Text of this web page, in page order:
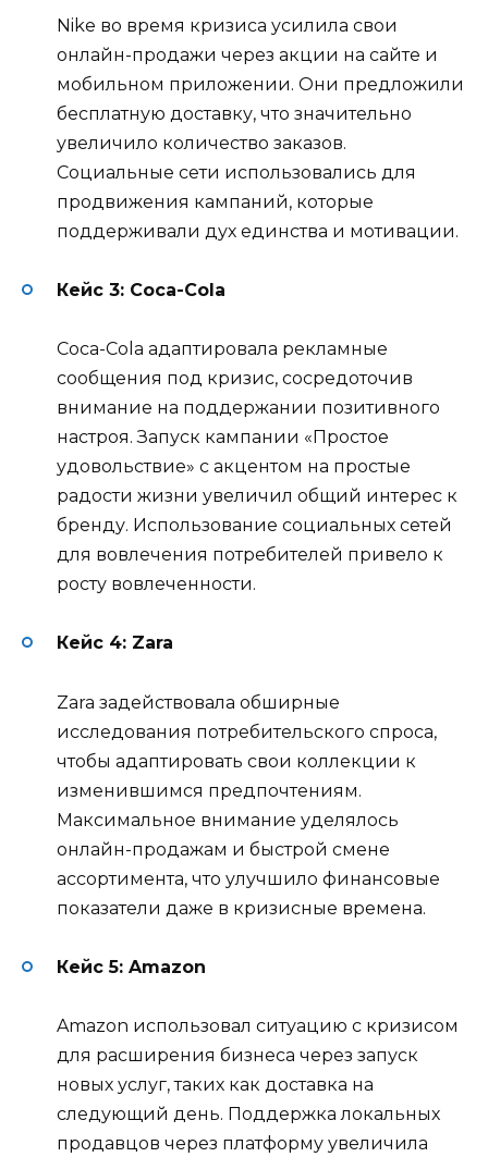
Nike во время кризиса усилила свои
онлайн-продажи через акции на сайте и
мобильном приложении. Они предложили
бесплатную доставку, что значительно
увеличило количество заказов.
Социальные сети использовались для
продвижения кампаний, которые
поддерживали дух единства и мотивации.
Кейс 3: Coca-Cola
Coca-Cola адаптировала рекламные
сообщения под кризис, сосредоточив
внимание на поддержании позитивного
настроя. Запуск кампании «Простое
удовольствие» с акцентом на простые
радости жизни увеличил общий интерес к
бренду. Использование социальных сетей
для вовлечения потребителей привело к
росту вовлеченности.
Кейс 4: Zara
Zara задействовала обширные
исследования потребительского спроса,
чтобы адаптировать свои коллекции к
изменившимся предпочтениям.
Максимальное внимание уделялось
онлайн-продажам и быстрой смене
ассортимента, что улучшило финансовые
показатели даже в кризисные времена.
Кейс 5: Amazon
Amazon использовал ситуацию с кризисом
для расширения бизнеса через запуск
новых услуг, таких как доставка на
следующий день. Поддержка локальных
продавцов через платформу увеличила